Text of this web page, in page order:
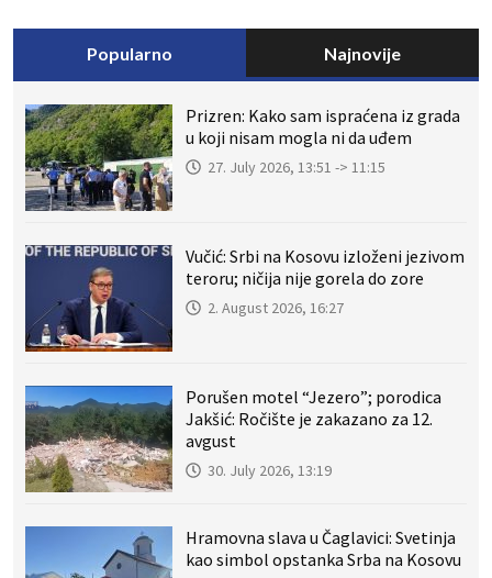
Popularno Najnovije
Prizren: Kako sam ispraćena iz grada
u koji nisam mogla ni da uđem
27. July 2026, 13:51 -> 11:15
Vučić: Srbi na Kosovu izloženi jezivom
teroru; ničija nije gorela do zore
2. August 2026, 16:27
Porušen motel “Jezero”; porodica
Jakšić: Ročište je zakazano za 12.
avgust
30. July 2026, 13:19
Hramovna slava u Čaglavici: Svetinja
kao simbol opstanka Srba na Kosovu